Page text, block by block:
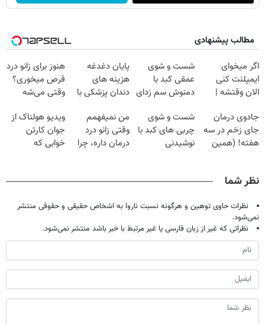
مطالب پیشنهادی
اگر میخوای
ایمپلنت کنی
الان وقتشه |
میلیون تومان!!!
شست و شوی
عمقی کبد با
دمنوش سم زدای
پایان دغدغه
هزینه های
دندان پزشکی با
خانگی
هنوز برای زانو درد
قرص میخوری؟
وقتی می‌شه
درمانش کرد؟؟؟؟
جادوی درمان
جای زخم در سه
هفته! (همین
شست و شوی
چربی های کبد با
نوشیدنی
من نمیفهمم
وقتی زانو درد
درمان داره، چرا
ویدیو هولناک از
جوان کارتن
خوابی که
نظر شما
نظرات حاوی توهین و هرگونه نسبت ناروا به اشخاص حقیقی و حقوقی منتشر
نمی‌شود.
نظراتی که غیر از زبان فارسی یا غیر مرتبط با خبر باشد منتشر نمی‌شود.